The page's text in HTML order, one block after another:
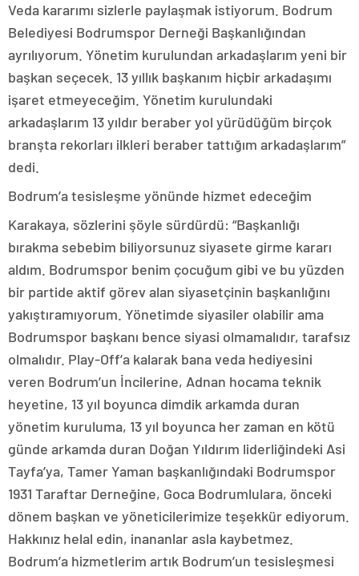
Veda kararımı sizlerle paylaşmak istiyorum. Bodrum
Belediyesi Bodrumspor Derneği Başkanlığından
ayrılıyorum. Yönetim kurulundan arkadaşlarım yeni bir
başkan seçecek. 13 yıllık başkanım hiçbir arkadaşımı
işaret etmeyeceğim. Yönetim kurulundaki
arkadaşlarım 13 yıldır beraber yol yürüdüğüm birçok
branşta rekorları ilkleri beraber tattığım arkadaşlarım”
dedi.
Bodrum’a tesisleşme yönünde hizmet edeceğim
Karakaya, sözlerini şöyle sürdürdü: “Başkanlığı
bırakma sebebim biliyorsunuz siyasete girme kararı
aldım. Bodrumspor benim çocuğum gibi ve bu yüzden
bir partide aktif görev alan siyasetçinin başkanlığını
yakıştıramıyorum. Yönetimde siyasiler olabilir ama
Bodrumspor başkanı bence siyasi olmamalıdır, tarafsız
olmalıdır. Play-Off’a kalarak bana veda hediyesini
veren Bodrum’un İncilerine, Adnan hocama teknik
heyetine, 13 yıl boyunca dimdik arkamda duran
yönetim kuruluma, 13 yıl boyunca her zaman en kötü
günde arkamda duran Doğan Yıldırım liderliğindeki Asi
Tayfa’ya, Tamer Yaman başkanlığındaki Bodrumspor
1931 Taraftar Derneğine, Goca Bodrumlulara, önceki
dönem başkan ve yöneticilerimize teşekkür ediyorum.
Hakkınız helal edin, inananlar asla kaybetmez.
Bodrum’a hizmetlerim artık Bodrum’un tesisleşmesi